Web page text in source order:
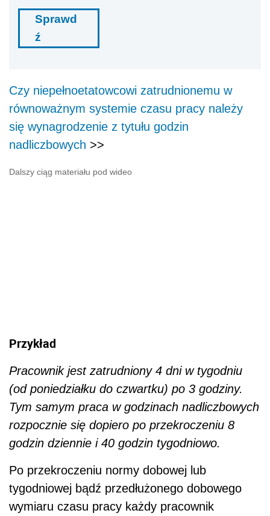
Sprawd
ź
Czy niepełnoetatowcowi zatrudnionemu w
równoważnym systemie czasu pracy należy
się wynagrodzenie z tytułu godzin
nadliczbowych >>
Dalszy ciąg materiału pod wideo
Przykład
Pracownik jest zatrudniony 4 dni w tygodniu
(od poniedziałku do czwartku) po 3 godziny.
Tym samym praca w godzinach nadliczbowych
rozpocznie się dopiero po przekroczeniu 8
godzin dziennie i 40 godzin tygodniowo.
Po przekroczeniu normy dobowej lub
tygodniowej bądź przedłużonego dobowego
wymiaru czasu pracy każdy pracownik